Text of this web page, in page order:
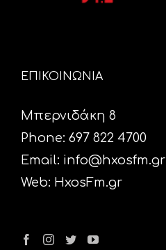
ΕΠΙΚΟΙΝΩΝΙΑ
Μπερνιδάκη 8
Phone: 697 822 4700
Email: info@hxosfm.gr
Web: HxosFm.gr